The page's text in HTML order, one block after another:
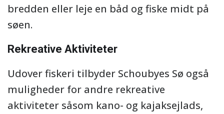
bredden eller leje en båd og fiske midt på
søen.
Rekreative Aktiviteter
Udover fiskeri tilbyder Schoubyes Sø også
muligheder for andre rekreative
aktiviteter såsom kano- og kajaksejlads,